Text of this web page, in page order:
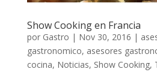
Show Cooking en Francia
por Gastro | Nov 30, 2016 |
gastronomico, asesores
cocina, Noticias, Show Cooking,